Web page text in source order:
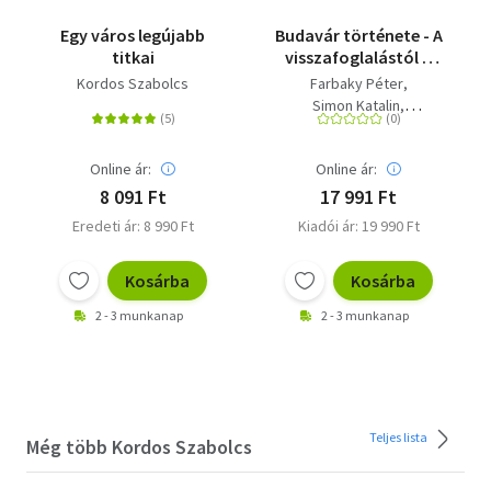
Kiemelt partnerünk a könyv támogatásában az E.ON.
Olvasd el mások véleményét is!
Egy város legújabb
titkai
Kordos Szabolcs
Online ár:
8 091 Ft
Eredeti ár: 8 990 Ft
Kosárba
2 - 3 munkanap
Budavár története - A
visszafoglalástól a
reformkor végéig
(1686-1848)
Farbaky Péter
Simon Katalin
Géra Eleonóra Nagy János
Online ár:
17 991 Ft
Kiadói ár: 19 990 Ft
Kosárba
2 - 3 munkanap
Még több Kordos Szabolcs Teljes lista